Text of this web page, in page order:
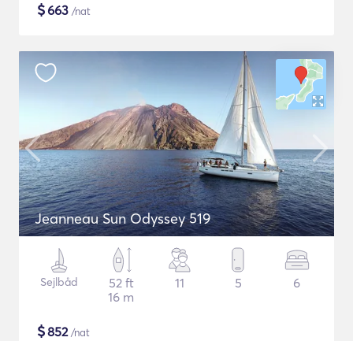
$663 /nat
Jeanneau Sun Odyssey 519
Sejlbåd
52 ft
16 m
11 5 6
$852/nat